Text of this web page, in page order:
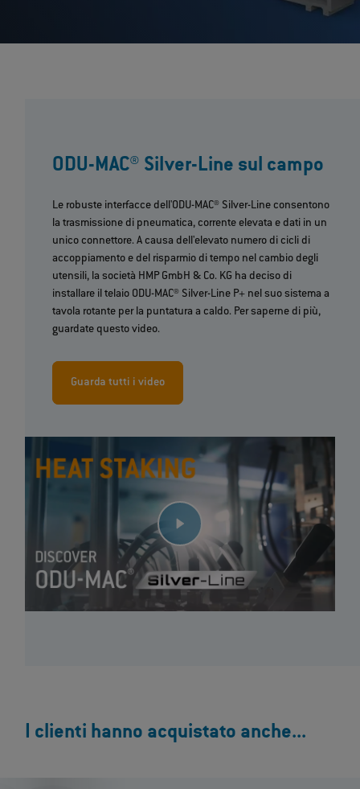
ODU-MAC® Silver-Line sul campo
Le robuste interfacce dell'ODU-MAC® Silver-Line consentono
la trasmissione di pneumatica, corrente elevata e dati in un
unico connettore. A causa dell'elevato numero di cicli di
accoppiamento e del risparmio di tempo nel cambio degli
utensili, la società HMP GmbH & Co. KG ha deciso di
installare il telaio ODU-MAC® Silver-Line P+ nel suo sistema a
tavola rotante per la puntatura a caldo. Per saperne di più,
guardate questo video.
Guarda tutti i video
I clienti hanno acquistato anche...